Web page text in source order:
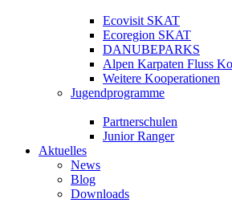
Ecovisit SKAT
Ecoregion SKAT
DANUBEPARKS
Alpen Karpaten Fluss
Weitere Kooperationen
Jugendprogramme
Partnerschulen
Junior Ranger
Aktuelles
News
Blog
Downloads